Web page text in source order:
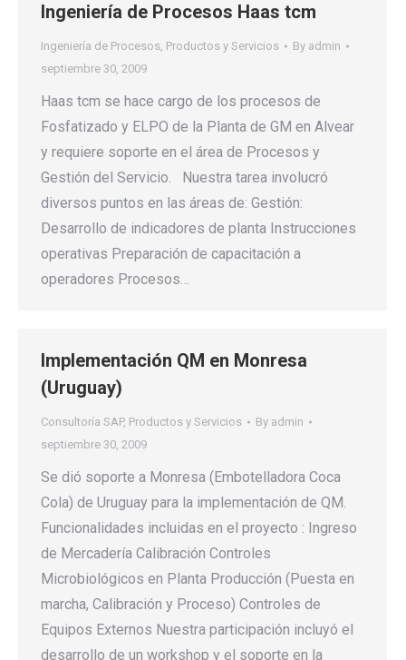
Ingenierí­a de Procesos Haas tcm
Ingeniería de Procesos, Productos y Servicios By admin
septiembre 30, 2009
Haas tcm se hace cargo de los procesos de
Fosfatizado y ELPO de la Planta de GM en Alvear
y requiere soporte en el área de Procesos y
Gestión del Servicio. Nuestra tarea involucró
diversos puntos en las áreas de: Gestión:
Desarrollo de indicadores de planta Instrucciones
operativas Preparación de capacitación a
operadores Procesos…
Implementación QM en Monresa
(Uruguay)
Consultoría SAP, Productos y Servicios By admin
septiembre 30, 2009
Se dió soporte a Monresa (Embotelladora Coca
Cola) de Uruguay para la implementación de QM.
Funcionalidades incluidas en el proyecto : Ingreso
de Mercadería Calibración Controles
Microbiológicos en Planta Producción (Puesta en
marcha, Calibración y Proceso) Controles de
Equipos Externos Nuestra participación incluyó el
desarrollo de un workshop y el soporte en la